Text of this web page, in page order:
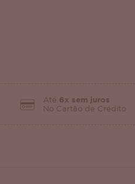
Até 6x sem juros
No Cartão de Crédito